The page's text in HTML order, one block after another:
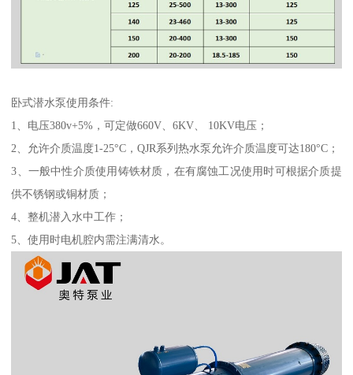
卧式潜水泵使用条件:
1、电压380v+5%，可定做660V、6KV、 10KV电压；
2、允许介质温度1-25°C，QJR系列热水泵允许介质温度可达180°C；
3、一般中性介质使用铸铁材质，在有腐蚀工况使用时可根据介质提
供不锈钢或铜材质；
4、整机潜入水中工作；
5、使用时电机腔内需注满清水。